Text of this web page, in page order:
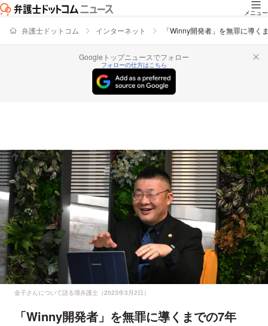
メニュー
弁護士ドットコム インターネット 「Winny開発者」を無罪に導
Googleトップニュースでフォロー
フォローの仕方はこちら
金子さんについて語る壇弁護士（2023年3月2日）
「Winny開発者」を無罪に導くまでの7年